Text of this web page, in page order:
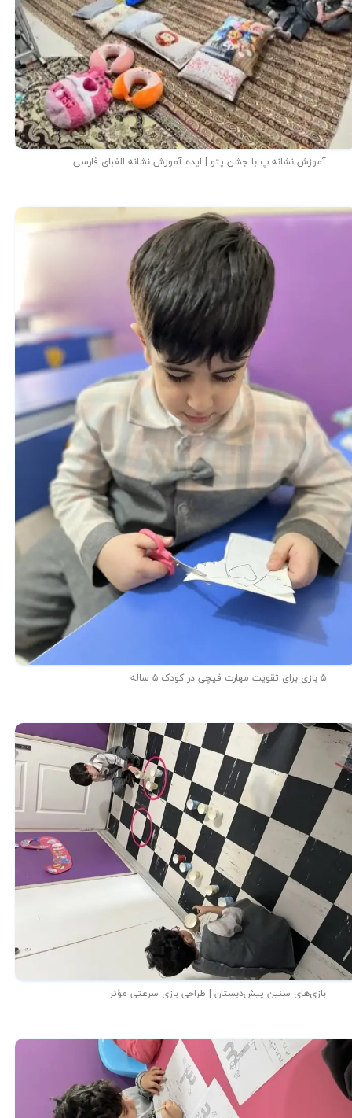
آموزش نشانه پ با جشن پتو | ایده آموزش نشانه الفبای فارسی
۵ بازی برای تقویت مهارت قیچی در کودک ۵ ساله
بازی‌های سنین پیش‌دبستان | طراحی بازی سرعتی مؤثر